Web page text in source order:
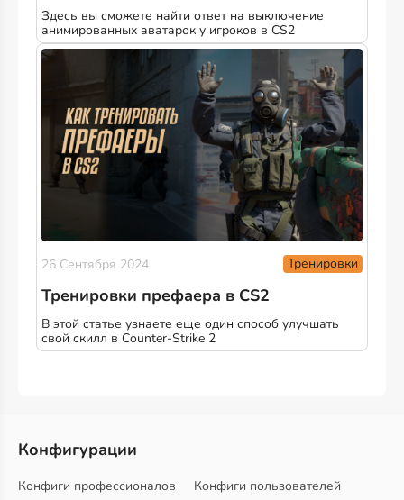
Здесь вы сможете найти ответ на выключение
анимированных аватарок у игроков в CS2
26 Сентября 2024 Тренировки
Тренировки префаера в CS2
В этой статье узнаете еще один способ улучшать
свой скилл в Counter-Strike 2
Конфигурации
Конфиги профессионалов
Конфиги пользователей